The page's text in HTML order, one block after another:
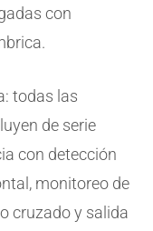
con
todas las
de serie
con detección
monitoreo de
cruzado y salida